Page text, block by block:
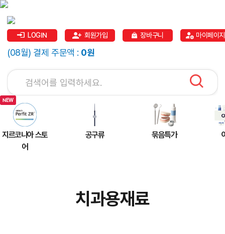
LOGIN 회원가입 장바구니 마이페이지
(08월) 결제 주문액 : 0원
지르코니아 스토
어
공구류 묶음특가
치과용재료